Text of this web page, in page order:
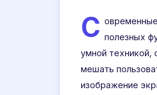
С полезных
умной техникой,
мешать
изображение